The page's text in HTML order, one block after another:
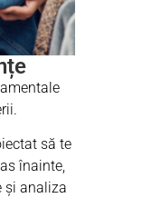
să te
înainte,
și analiza